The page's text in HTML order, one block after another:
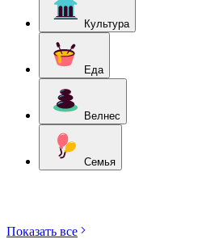
Культура
Еда
Велнес
Семья
Показать все